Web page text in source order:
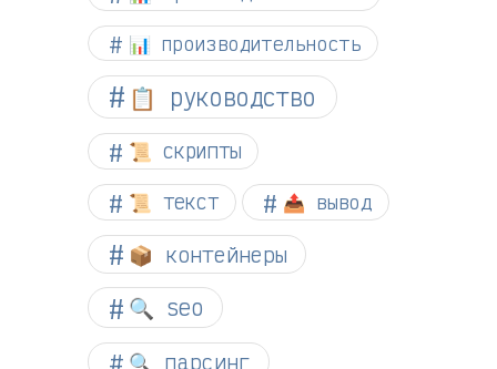
📊 производительность
📋 руководство
📜 скрипты
📜 текст 📤 вывод
📦 контейнеры
🔍 seo
🔍 парсинг